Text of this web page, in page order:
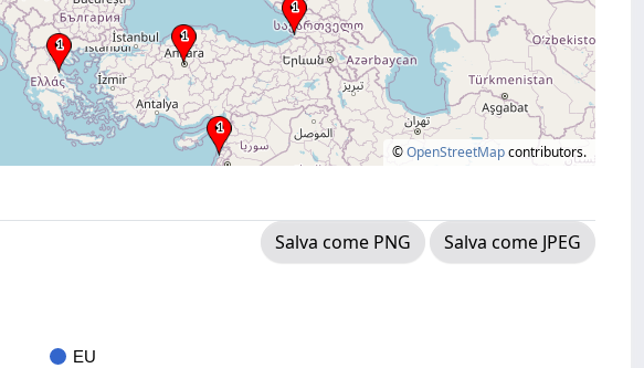
©OpenStreetMapcontributors.
Salva come PNG
Salva come JPEG
EU